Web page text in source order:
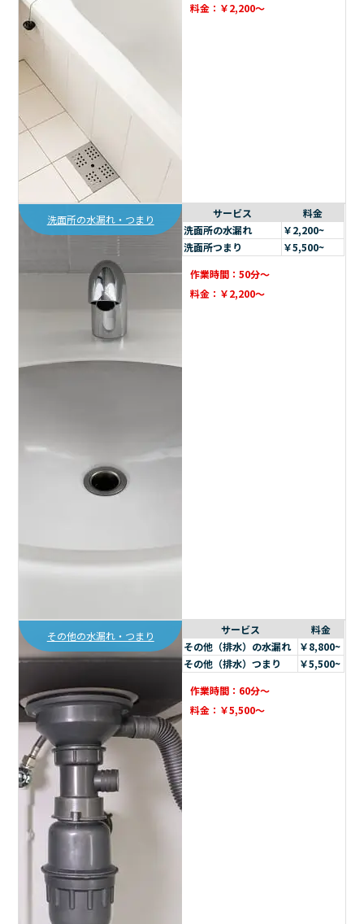
料金：￥2,200～
洗面所の水漏れ・つまり サービス
料金
洗面所の水漏れ
￥2,200~
洗面所つまり
￥5,500~
作業時間：50分～
料金：￥2,200～
その他の水漏れ・つまり サービス
料金
その他（排水）の水漏れ
￥8,800~
その他（排水）つまり
￥5,500~
作業時間：60分～
料金：￥5,500～